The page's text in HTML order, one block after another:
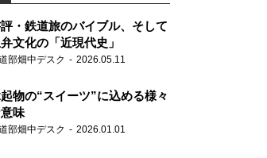
・鉄道旅のバイブル、そして
文化の「近現代史」
部畑中デスク 2026.05.11
物の“スイーツ”に込める様々
味
部畑中デスク 2026.01.01